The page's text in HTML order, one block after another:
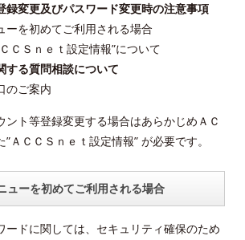
録変更及びパスワード変更時の注意事項
ーを初めてご利用される場合
ＣＳｎｅｔ設定情報”について
する質問相談について
のご案内
ント等登録変更する場合はあらかじめＡＣ
ＡＣＣＳｎｅｔ設定情報” が必要です。
ューを初めてご利用される場合
ードに関しては、セキュリティ確保のため
情報サイト）